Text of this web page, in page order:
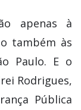
apenas à
também às
Paulo. E o
Rodrigues,
Pública